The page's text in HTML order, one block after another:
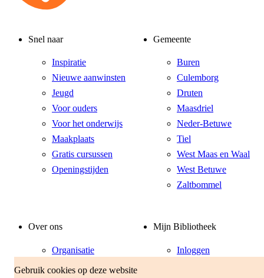
Gebruik cookies op deze website
Snel naar
Inspiratie
Nieuwe aanwinsten
Jeugd
Voor ouders
Voor het onderwijs
Maakplaats
Gratis cursussen
Openingstijden
Gemeente
Buren
Culemborg
Druten
Maasdriel
Neder-Betuwe
Tiel
West Maas en Waal
West Betuwe
Zaltbommel
Over ons
Organisatie
Vacatures
Mijn Bibliotheek
Inloggen